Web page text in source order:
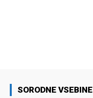
SORODNE VSEBINE